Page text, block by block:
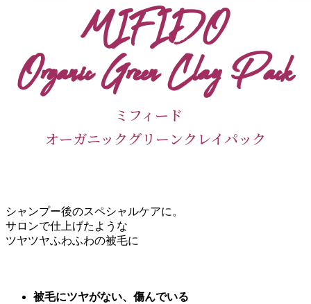
MIFIDO
Organic Green Clay Pack
ミフィード
オーガニックグリーンクレイパック
シャンプー後のスペシャルケアに。
サロンで仕上げたような
ツヤツヤふわふわの被毛に
被毛にツヤがない、傷んでいる